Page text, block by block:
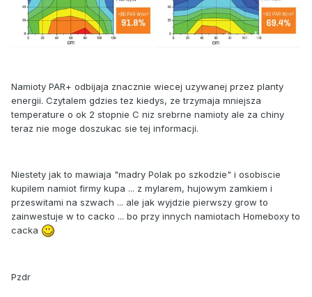
Namioty PAR+ odbijaja znacznie wiecej uzywanej przez planty
energii. Czytalem gdzies tez kiedys, ze trzymaja mniejsza
temperature o ok 2 stopnie C niz srebrne namioty ale za chiny
teraz nie moge doszukac sie tej informacji.
Niestety jak to mawiaja "madry Polak po szkodzie" i osobiscie
kupilem namiot firmy kupa ... z mylarem, hujowym zamkiem i
przeswitami na szwach ... ale jak wyjdzie pierwszy grow to
zainwestuje w to cacko ... bo przy innych namiotach Homeboxy to
cacka
Pzdr